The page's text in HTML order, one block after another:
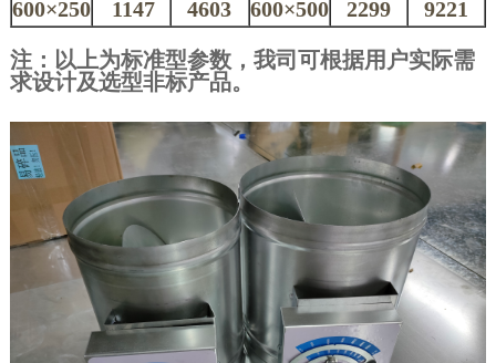
600×250 1147 4603 600×500 2299 9221
注：以上为标准型参数，我司可根据用户实际需
求设计及选型非标产品。